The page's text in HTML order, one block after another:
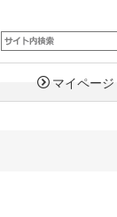
マイページ